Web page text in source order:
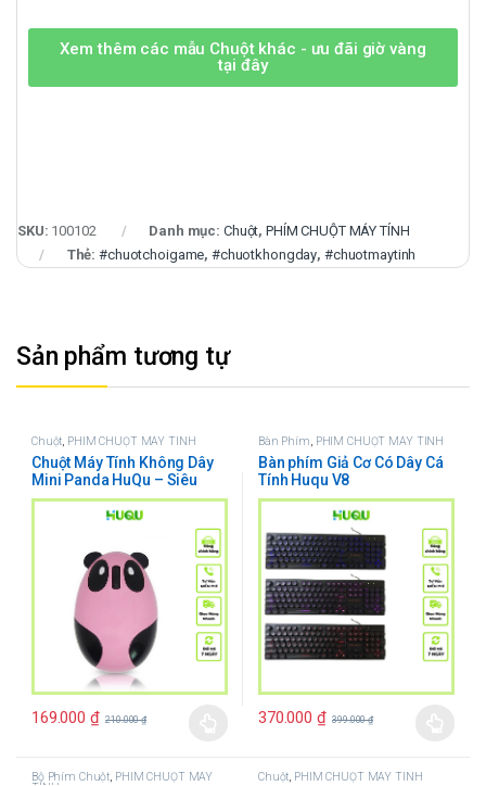
Xem thêm các mẫu Chuột khác - ưu đãi giờ vàng
tại đây
SKU: 100102 Danh mục: Chuột, PHÍM CHUỘT MÁY TÍNH
Thẻ:#chuotchoigame,#chuotkhongday, #chuotmaytinh
Sản phẩm tương tự
Chuột, PHÍM CHUỘT MÁY TÍNH
Chuột Máy Tính Không Dây
Mini Panda HuQu – Siêu
Đáng Yêu
169.000 ₫ 210.000₫
Bàn Phím, PHÍM CHUỘT MÁY TÍNH
Bàn phím Giả Cơ Có Dây Cá
Tính Huqu V8
370.000 ₫ 399.000₫
Bộ Phím Chuột, PHÍM CHUỘT MÁY Chuột, PHÍM CHUỘT MÁY TÍNH